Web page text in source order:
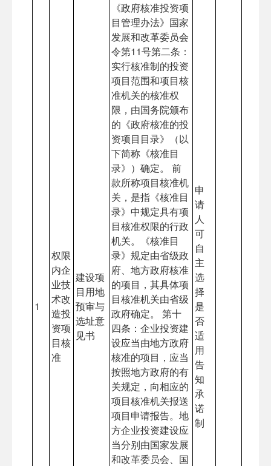
1
权限
内企
业技
术改
造投
资项
目核
准
建设项
目用地
预审与
选址意
见书
《政府核准投资项
目管理办法》国家
发展和改革委员会
令第11号第二条：
实行核准制的投资
项目范围和项目核
准机关的核准权
限，由国务院颁布
的《政府核准的投
资项目目录》（以
下简称《核准目
录》）确定。 前
款所称项目核准机
关，是指《核准目
录》中规定具有项
目核准权限的行政
机关。《核准目
录》规定由省级政
府、地方政府核准
的项目，其具体项
目核准机关由省级
政府确定。 第十
四条：企业投资建
设应当由地方政府
核准的项目，应当
按照地方政府的有
关规定，向相应的
项目核准机关报送
项目申请报告。地
方企业投资建设应
当分别由国家发展
和改革委员会、国
申
请
人
可
自
主
选
择
是
否
适
用
告
知
承
诺
制